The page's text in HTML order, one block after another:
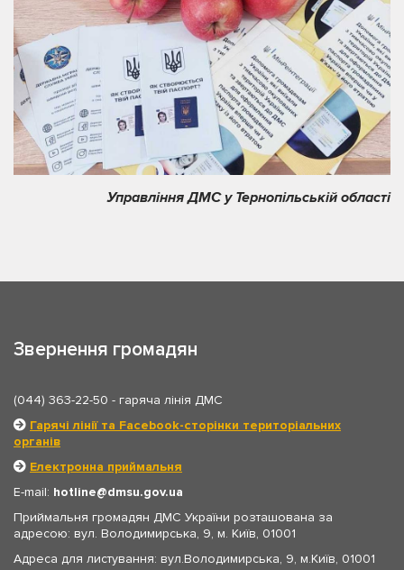
Управління ДМС у Тернопільській області
Звернення громадян
(044) 363-22-50 - гаряча лінія ДМС
Гарячі лінії та Facebook-сторінки територіальних
органів
Електронна приймальня
E-mail: hotline
dmsu.gov.ua
Приймальня громадян ДМС України розташована за
адресою: вул. Володимирська, 9, м. Київ, 01001
Адреса для листування: вул.Володимирська, 9, м.Київ, 01001